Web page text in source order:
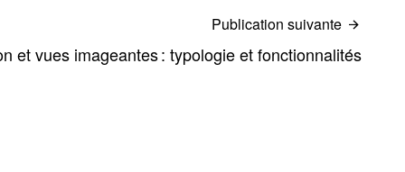
Publication suivante
et vues imageantes : typologie et fonctionnalités